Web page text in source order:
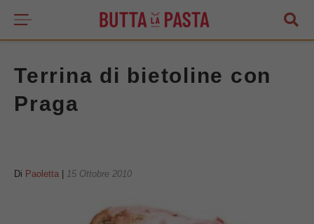
Terrina di bietoline con
Praga
Di Paoletta 15 Ottobre 2010